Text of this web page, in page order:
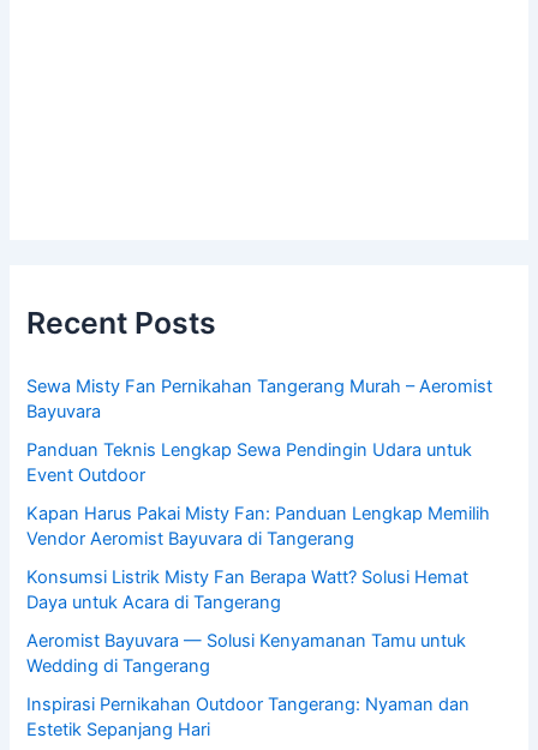
Recent Posts
Sewa Misty Fan Pernikahan Tangerang Murah – Aeromist
Bayuvara
Panduan Teknis Lengkap Sewa Pendingin Udara untuk
Event Outdoor
Kapan Harus Pakai Misty Fan: Panduan Lengkap Memilih
Vendor Aeromist Bayuvara di Tangerang
Konsumsi Listrik Misty Fan Berapa Watt? Solusi Hemat
Daya untuk Acara di Tangerang
Aeromist Bayuvara — Solusi Kenyamanan Tamu untuk
Wedding di Tangerang
Inspirasi Pernikahan Outdoor Tangerang: Nyaman dan
Estetik Sepanjang Hari